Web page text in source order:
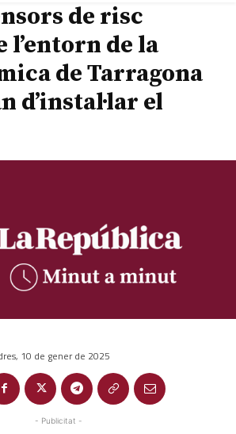
de risc
l’entorn de la
de Tarragona
d’instal·lar el
10 de gener de 2025
- Publicitat -